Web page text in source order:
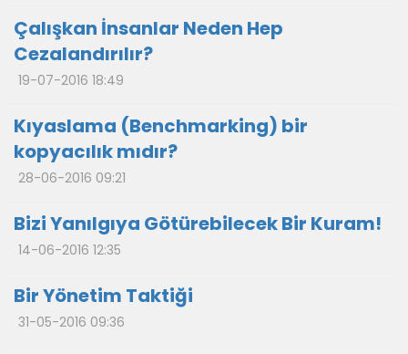
Çalışkan İnsanlar Neden Hep
Cezalandırılır?
19-07-2016 18:49
Kıyaslama (Benchmarking) bir
kopyacılık mıdır?
28-06-2016 09:21
Bizi Yanılgıya Götürebilecek Bir Kuram!
14-06-2016 12:35
Bir Yönetim Taktiği
31-05-2016 09:36